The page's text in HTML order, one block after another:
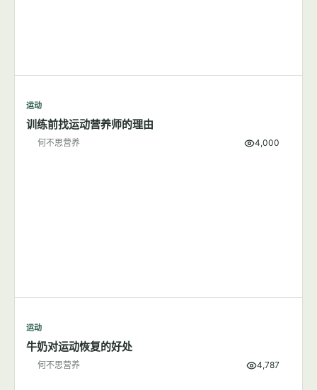
运动
训练前找运动营养师的理由
何不思营养 4,000
运动
牛奶对运动恢复的好处
何不思营养 4,787